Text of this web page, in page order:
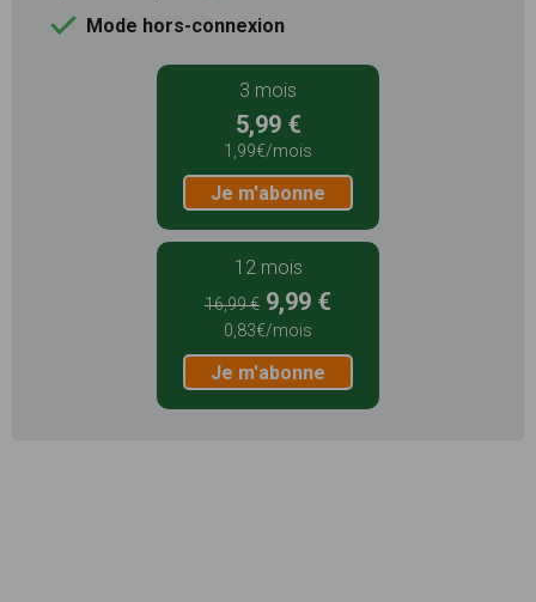
Mode hors-connexion
3 mois
5,99 €
1,99€/mois
Je m'abonne
12 mois
16,99 € 9,99 €
0,83€/mois
Je m'abonne